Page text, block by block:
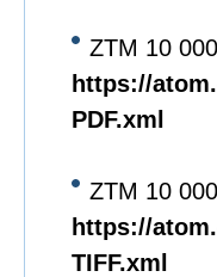
ZTM 10
https://
PDF.xml
ZTM 10
https://
TIFF.xml